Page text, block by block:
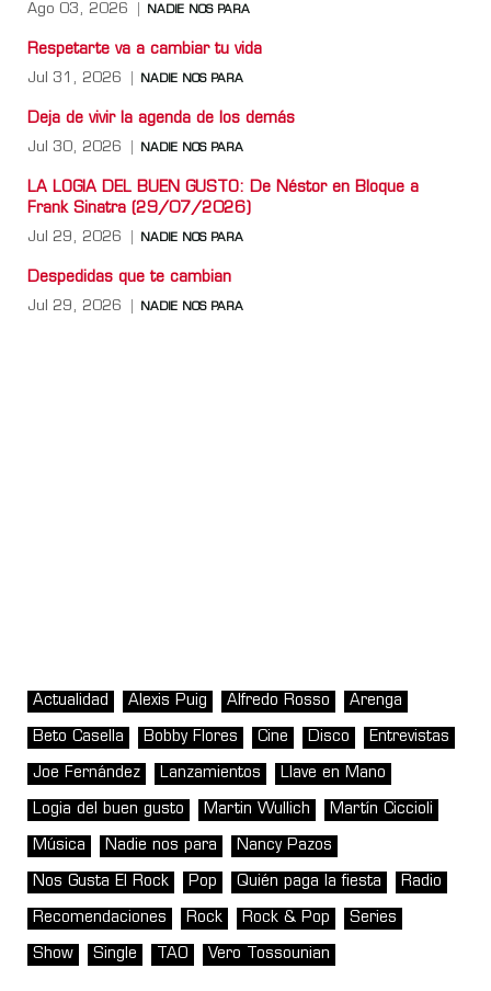
Ago 03, 2026 NADIE NOS PARA
Respetarte va a cambiar tu vida
Jul 31, 2026 NADIE NOS PARA
Deja de vivir la agenda de los demás
Jul 30, 2026 NADIE NOS PARA
LA LOGIA DEL BUEN GUSTO: De Néstor en Bloque a
Frank Sinatra (29/07/2026)
Jul 29, 2026 NADIE NOS PARA
Despedidas que te cambian
Jul 29, 2026 NADIE NOS PARA
Actualidad Alexis Puig Alfredo Rosso Arenga
Beto Casella Bobby Flores Cine Disco Entrevistas
Joe Fernández Lanzamientos Llave en Mano
Logia del buen gusto Martin Wullich Martín Ciccioli
Música Nadie nos para Nancy Pazos
Nos Gusta El Rock Pop Quién paga la fiesta Radio
Recomendaciones Rock Rock & Pop Series
Show Single TAO Vero Tossounian